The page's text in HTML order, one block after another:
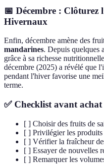
📅 Décembre : Clôturez
Hivernaux
Enfin, décembre amène des
mandarines. Depuis quelques
grâce à sa richesse
décembre (2025) a révélé que
pendant l'hiver favorise une
terme.
✅ Checklist avant achat
[ ] Choisir des fruits de
[ ] Privilégier les
[ ] Vérifier la fraîcheur
[ ] Essayer de nouvelles
[ ] Remarquer les